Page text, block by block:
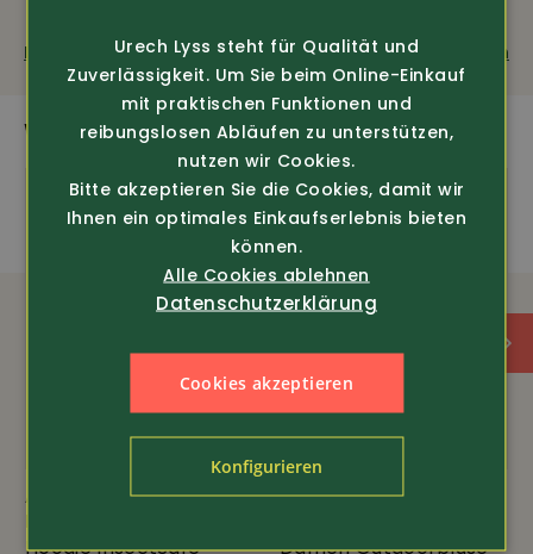
amfori
Fragen zum Produkt Weiterempfehlen
WEITERE SPANNENDE PRODUKTE
Art.-Nr. 371424
Hoodie InsectSafe
Art.-Nr. 371324
Damen Outdoorbluse
Urech Lyss steht für Qualität und
Zuverlässigkeit. Um Sie beim Online-Einkauf
mit praktischen Funktionen und
reibungslosen Abläufen zu unterstützen,
nutzen wir Cookies.
Bitte akzeptieren Sie die Cookies, damit wir
Ihnen ein optimales Einkaufserlebnis bieten
können.
Alle Cookies ablehnen
Datenschutzerklärung
Cookies akzeptieren
Konfigurieren